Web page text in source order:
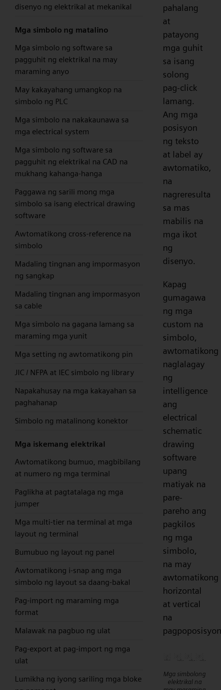
disenyo ng elektrikal at mekanikal
Mga simbolo ng matalino
Mga simbolo ng software sa
pagguhit ng elektrikal na may
maraming anyo
May kakayahang umangkop na
simbolo ng PLC
Mga simbolo na nakakaunawa sa
mga electrical system
Mga simbolo ng software sa
pagguhit ng elektrikal na CAD na
mukhang kahanga-hanga
Paggawa ng sarili mong mga
simbolo sa isang electrical drawing
software
Awtomatikong cross-reference na
simbolo
Madaling tingnan ang impormasyon
ng sangkap
Madaling tingnan ang impormasyon
sa cable
Mga simbolo na gagana lamang sa
maraming mga yunit
Mga setting ng awtomatikong pin
JIC / NFPA at IEC simbolo ng library
Napakahusay na mga kakayahan sa
paghahanap
Simbolo ng matalinong konektor
Mga iskemang elektrikal
Awtomatikong bumuo, magbibilang
at numero ng mga terminal
Paglikha at pagtatalaga ng mga
jumper
Mga multi-tier na terminal at mga
layout ng terminal
Bumubuo ng layout ng panel
Awtomatikong i-snap ang mga
simbolo ng layout sa daang-bakal
Pag-import ng maraming mga
format
Malawak na pagbuo ng ulat
Pag-export at pag-import ng mga
ulat
Lumikha ng iyong sariling mga bloke
pahalang
at
patayong
mga guhit
sa isang
solong
pag-click
lamang.
Ang mga
posisyon
ng teksto
at label ay
awtomatiko,
na
nagreresulta
sa mas
mabilis na
mga ikot
ng
disenyo.
Kapag
gumagawa
ng mga
custom na
simbolo,
awtomatikong
naglalagay
ng
intelligence
ang
electrical
schematic
drawing
software
upang
matiyak na
pare-
pareho ang
pagkilos
ng mga
simbolo,
na may
awtomatikong
horizontal
at vertical
na
Mga simbolong
elektrikal na